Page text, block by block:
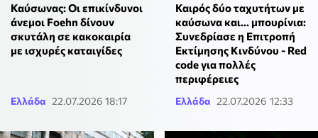
Καύσωνας: Οι επικίνδυνοι
άνεμοι Foehn δίνουν
σκυτάλη σε κακοκαιρία
με ισχυρές καταιγίδες
Ελλάδα 22.07.2026 18:17
Καιρός δύο ταχυτήτων με
καύσωνα και... μπουρίνια:
Συνεδρίασε η Επιτροπή
Εκτίμησης Κινδύνου - Red
code για πολλές
περιφέρειες
Ελλάδα 22.07.2026 12:33